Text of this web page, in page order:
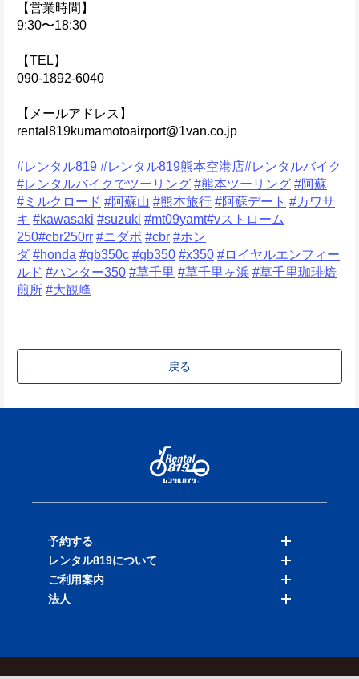
【営業時間】
9:30〜18:30
【TEL】
090-1892-6040
【メールアドレス】
rental819kumamotoairport@1van.co.jp
#レンタル819 #レンタル819熊本空港店#レンタルバイク
#レンタルバイクでツーリング #熊本ツーリング #阿蘇
#ミルクロード #阿蘇山 #熊本旅行 #阿蘇デート #カワサ
キ #kawasaki #suzuki #mt09yamt#vストローム
250#cbr250rr #ニダボ #cbr #ホン
ダ #honda #gb350c #gb350 #x350 #ロイヤルエンフィー
ルド #ハンター350 #草千里 #草千里ヶ浜 #草千里珈琲焙
煎所 #大観峰
戻る
予約する
バイクを探す
店舗を探す
レンタル819について
料金表
ご利用案内
法人